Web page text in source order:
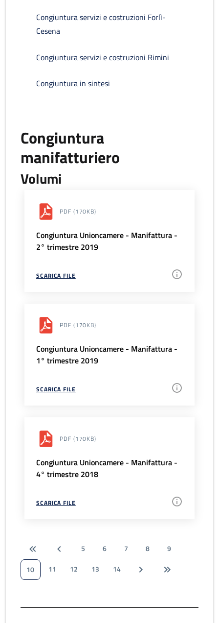
Congiuntura servizi e costruzioni Forlì-
Cesena
Congiuntura servizi e costruzioni Rimini
Congiuntura in sintesi
Congiuntura
manifatturiero
Volumi
PDF (170KB)
Congiuntura Unioncamere - Manifattura -
2° trimestre 2019
SCARICA FILE
PDF (170KB)
Congiuntura Unioncamere - Manifattura -
1° trimestre 2019
SCARICA FILE
PDF (170KB)
Congiuntura Unioncamere - Manifattura -
4° trimestre 2018
SCARICA FILE
5 6 7 8
9
10
11 12 13 14